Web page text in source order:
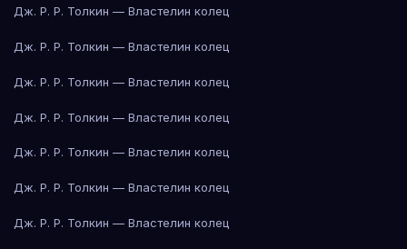
Дж. Р. Р. Толкин — Властелин колец
Дж. Р. Р. Толкин — Властелин колец
Дж. Р. Р. Толкин — Властелин колец
Дж. Р. Р. Толкин — Властелин колец
Дж. Р. Р. Толкин — Властелин колец
Дж. Р. Р. Толкин — Властелин колец
Дж. Р. Р. Толкин — Властелин колец